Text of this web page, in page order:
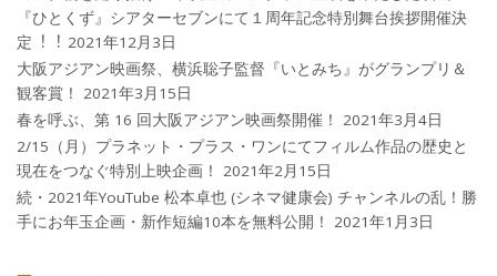
『ひとくず』シアターセブンにて１周年記念特別舞台挨拶開催決
定︕︕ 2021年12月3日
大阪アジアン映画祭、横浜聡子監督『いとみち』がグランプリ＆
観客賞！
2021年3月15日
春を呼ぶ、第 16 回大阪アジアン映画祭開催！
2021年3月4日
2/15（月）プラネット・プラス・ワンにてフィルム作品の歴史と
現在をつなぐ特別上映企画！
2021年2月15日
続・2021年YouTube 松本卓也 (シネマ健康会) チャンネルの乱！勝
手にお年玉企画・新作短編10本を無料公開！
2021年1月3日